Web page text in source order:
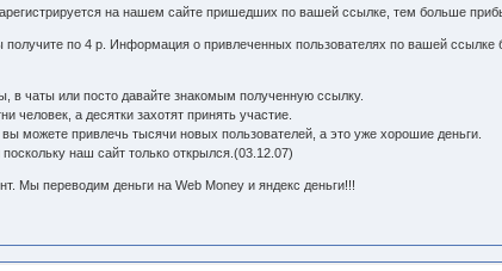
на нашем сайте пришедших по вашей ссылке, тем больше
получите по 4 р. Информация о привлеченных пользователях по вашей ссылке
в чаты или посто давайте знакомым полученную ссылку.
человек, а десятки захотят принять участие.
можете привлечь тысячи новых пользователей, а это уже хорошие деньги.
наш сайт только открылся.(03.12.07)
Мы переводим деньги на Web Money и яндекс деньги!!!